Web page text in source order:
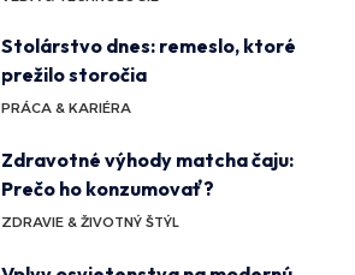
Stolárstvo dnes: remeslo, ktoré
prežilo storočia
PRÁCA & KARIÉRA
Zdravotné výhody matcha čaju:
Prečo ho konzumovať?
ZDRAVIE & ŽIVOTNÝ ŠTÝL